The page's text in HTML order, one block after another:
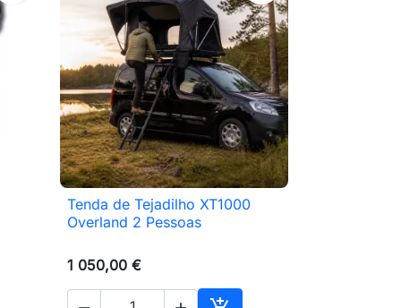
 Vista rápida
Tenda de Tejadilho XT1000
Overland 2 Pessoas
1 050,00 €